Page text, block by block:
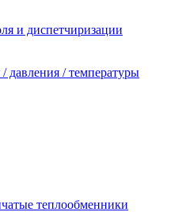
и диспетчиризации
давления / температуры
теплообменники